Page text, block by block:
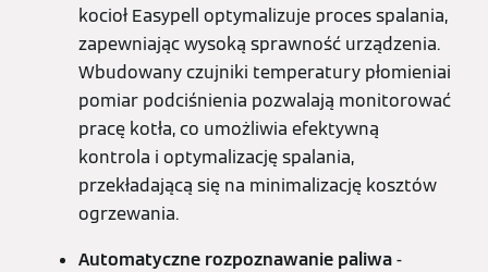
kocioł Easypell optymalizuje proces spalania,
zapewniając wysoką sprawność urządzenia.
Wbudowany czujniki temperatury płomieniai
pomiar podciśnienia pozwalają monitorować
pracę kotła, co umożliwia efektywną
kontrola i optymalizację spalania,
przekładającą się na minimalizację kosztów
ogrzewania.
Automatyczne rozpoznawanie paliwa-